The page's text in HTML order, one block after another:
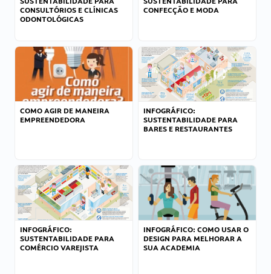
CONSULTÓRIOS E CLÍNICAS
ODONTOLÓGICAS
CONFECÇÃO E MODA
COMO AGIR DE MANEIRA
EMPREENDEDORA
INFOGRÁFICO:
SUSTENTABILIDADE PARA
BARES E RESTAURANTES
INFOGRÁFICO:
SUSTENTABILIDADE PARA
COMÉRCIO VAREJISTA
INFOGRÁFICO: COMO USAR O
DESIGN PARA MELHORAR A
SUA ACADEMIA